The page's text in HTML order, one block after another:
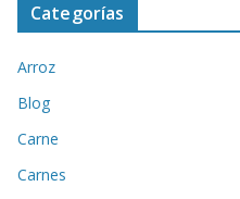
Categorías
Arroz
Blog
Carne
Carnes